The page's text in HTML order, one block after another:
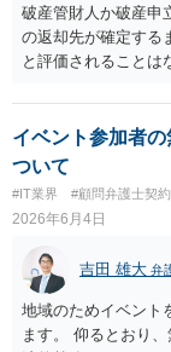
破産管財人か破産申
の返却先が確定する
と評価されることは
イベント参加者
ついて
#IT業界 #顧問弁護士契約
2026年6月4日
吉田 雄大 弁
地域のためイベント
ます。 仰るとおり